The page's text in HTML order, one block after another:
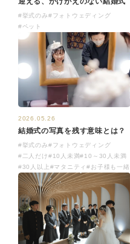
#挙式のみ#フォトウェディング
#ペット
2026.05.26
結婚式の写真を残す意味とは？
#挙式のみ#フォトウェディング
#二人だけ#10人未満#10～30人未満
#30人以上#マタニティ#お子様も一緒